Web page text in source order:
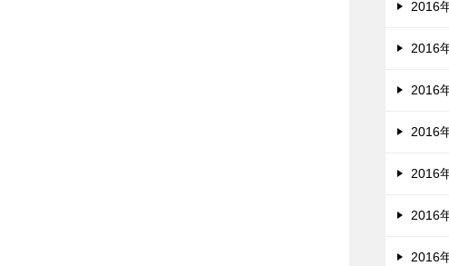
2016
2016
2016
2016
2016
2016
2016